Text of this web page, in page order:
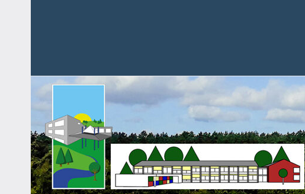
Stolberg/Nordeifel
Verbund
Kupferstadt
Stolberg